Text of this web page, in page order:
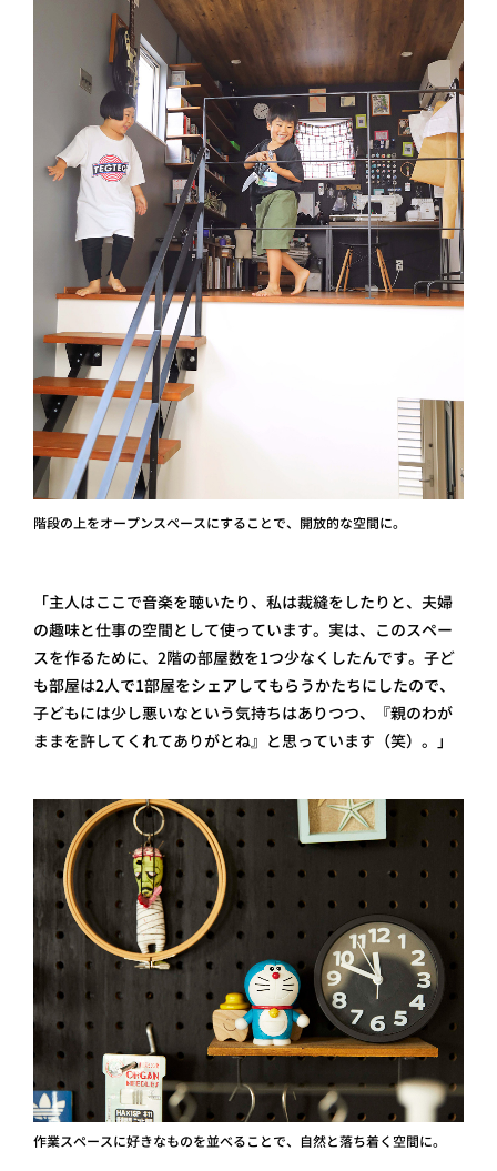
階段の上をオープンスペースにすることで、開放的な空間に。
「主人はここで音楽を聴いたり、私は裁縫をしたりと、夫婦
の趣味と仕事の空間として使っています。実は、このスペー
スを作るために、2階の部屋数を1つ少なくしたんです。子ど
も部屋は2人で1部屋をシェアしてもらうかたちにしたので、
子どもには少し悪いなという気持ちはありつつ、『親のわが
ままを許してくれてありがとね』と思っています（笑）。」
作業スペースに好きなものを並べることで、自然と落ち着く空間に。